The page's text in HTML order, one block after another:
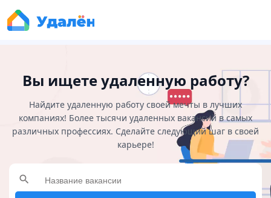
Вы ищете удаленную работу?
Найдите удаленную работу своей мечты в лучших
компаниях! Более тысячи удаленных вакансий в самых
различных профессиях. Сделайте следующий шаг в своей
карьере!
search